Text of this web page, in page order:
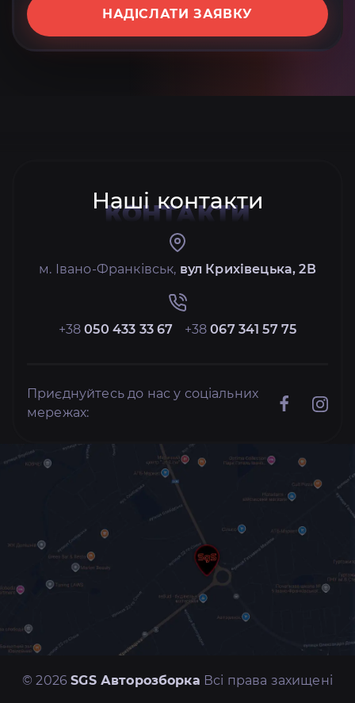
НАДІСЛАТИ ЗАЯВКУ
Наші контакти
КОНТАКТИ
м. Івано-Франківськ, вул Крихівецька, 2В
+38050 433 33 67 +38067 341 57 75
Приєднуйтесь до нас у соціальних
мережах:
© 2026SGS Авторозборка Всі права захищені